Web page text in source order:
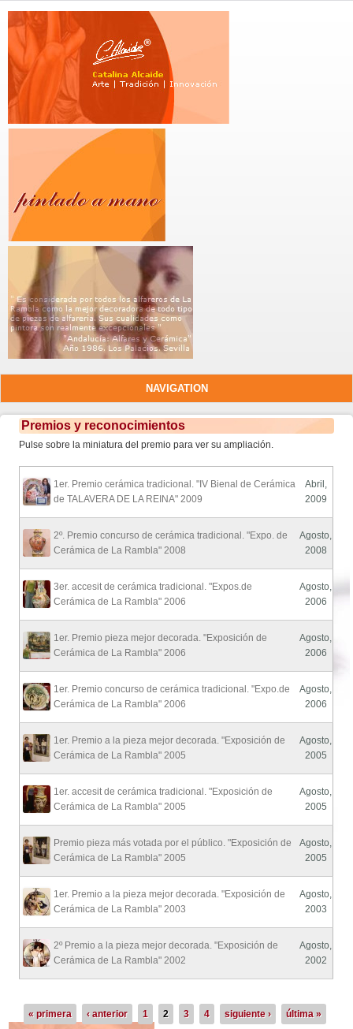
NAVIGATION
Premios y reconocimientos
Pulse sobre la miniatura del premio para ver su ampliación.
1er. Premio cerámica tradicional. "IV Bienal de Cerámica
de TALAVERA DE LA REINA" 2009
Abril,
2009
2º. Premio concurso de cerámica tradicional. "Expo. de
Cerámica de La Rambla" 2008
Agosto,
2008
3er. accesit de cerámica tradicional. "Expos.de
Cerámica de La Rambla" 2006
Agosto,
2006
1er. Premio pieza mejor decorada. "Exposición de
Cerámica de La Rambla" 2006
Agosto,
2006
1er. Premio concurso de cerámica tradicional. "Expo.de
Cerámica de La Rambla" 2006
Agosto,
2006
1er. Premio a la pieza mejor decorada. "Exposición de
Cerámica de La Rambla" 2005
Agosto,
2005
1er. accesit de cerámica tradicional. "Exposición de
Cerámica de La Rambla" 2005
Agosto,
2005
Premio pieza más votada por el público. "Exposición de
Cerámica de La Rambla" 2005
Agosto,
2005
1er. Premio a la pieza mejor decorada. "Exposición de
Cerámica de La Rambla" 2003
Agosto,
2003
2º Premio a la pieza mejor decorada. "Exposición de
Cerámica de La Rambla" 2002
Agosto,
2002
Páginas
« primera ‹ anterior 1 2 3 4 siguiente › última »